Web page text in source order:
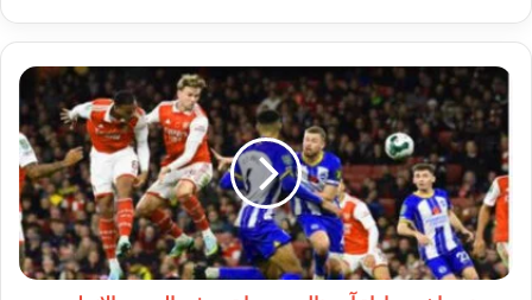
بث
مباشر
مباراة
آرسنال
ضد
برايتون
في
الدوري
الإنجليزي